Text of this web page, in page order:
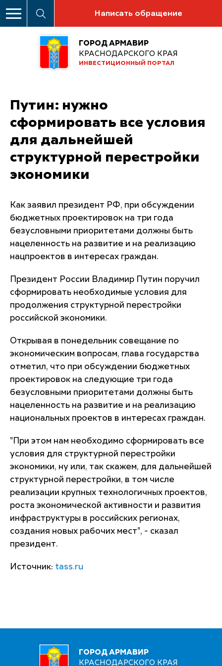
Написать обращение
ГОРОД АРМАВИР
КРАСНОДАРСКОГО КРАЯ
ИНВЕСТИЦИОННЫЙ ПОРТАЛ
Путин: нужно
сформировать все условия
для дальнейшей
структурной перестройки
экономики
Как заявил президент РФ, при обсуждении
бюджетных проектировок на три года
безусловными приоритетами должны быть
нацеленность на развитие и на реализацию
нацпроектов в интересах граждан.
Президент России Владимир Путин поручил
сформировать необходимые условия для
продолжения структурной перестройки
российской экономики.
Открывая в понедельник совещание по
экономическим вопросам, глава государства
отметил, что при обсуждении бюджетных
проектировок на следующие три года
безусловными приоритетами должны быть
нацеленность на развитие и на реализацию
национальных проектов в интересах граждан.
"При этом нам необходимо сформировать все
условия для структурной перестройки
экономики, ну или, так скажем, для дальнейшей
структурной перестройки, в том числе
реализации крупных технологичных проектов,
роста экономической активности и развития
инфраструктуры в российских регионах,
создания новых рабочих мест", - сказал
президент.
Источник: tass.ru
ГОРОД АРМАВИР
КРАСНОДАРСКОГО КРАЯ